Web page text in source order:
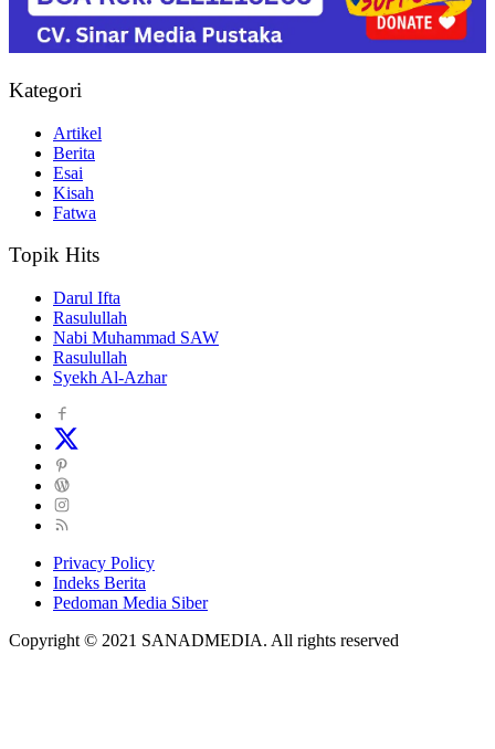
Kategori
Artikel
Berita
Esai
Kisah
Fatwa
Topik Hits
Darul Ifta
Rasulullah
Nabi Muhammad SAW
Rasulullah
Syekh Al-Azhar
Privacy Policy
Indeks Berita
Pedoman Media Siber
Copyright © 2021 SANADMEDIA. All rights reserved